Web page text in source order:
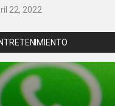
22, 2022